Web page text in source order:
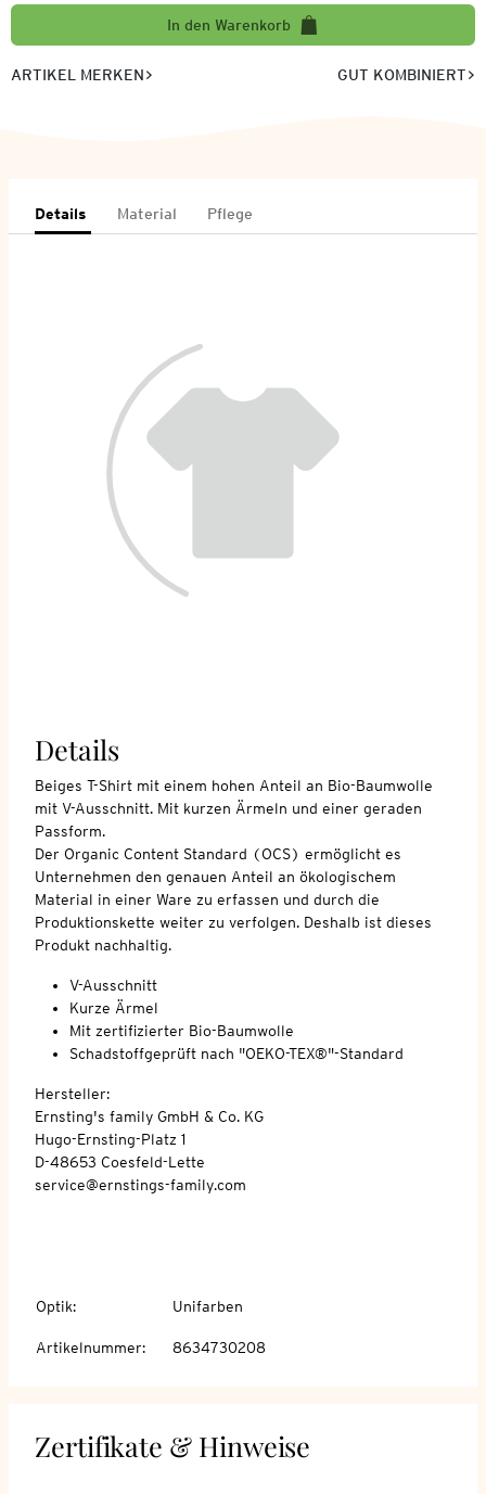
In den Warenkorb
ARTIKEL MERKEN GUT KOMBINIERT
Details Material Pflege
Details
Beiges T-Shirt mit einem hohen Anteil an Bio-Baumwolle
mit V-Ausschnitt. Mit kurzen Ärmeln und einer geraden
Passform.
Der Organic Content Standard (OCS) ermöglicht es
Unternehmen den genauen Anteil an ökologischem
Material in einer Ware zu erfassen und durch die
Produktionskette weiter zu verfolgen. Deshalb ist dieses
Produkt nachhaltig.
V-Ausschnitt
Kurze Ärmel
Mit zertifizierter Bio-Baumwolle
Schadstoffgeprüft nach "OEKO-TEX®"-Standard
Hersteller:
Ernsting's family GmbH & Co. KG
Hugo-Ernsting-Platz 1
D-48653 Coesfeld-Lette
service@ernstings-family.com
Optik: Unifarben
Artikelnummer: 8634730208
Zertifikate & Hinweise